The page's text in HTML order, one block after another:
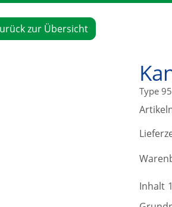
zur Übersicht
Type 95
Inhalt